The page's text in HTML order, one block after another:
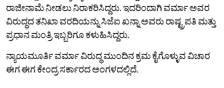
ರಾಜೀನಾಮೆ ನೀಡಲು ನಿರಾಕರಿಸಿದ್ದರು. ಇದರಿಂದಾಗಿ ವರ್ಮಾ ಅವರ
ವಿರುದ್ಧದ ತನಿಖಾ ವರದಿಯನ್ನು ಸಿಜೆಐ ಖನ್ನಾ ಅವರು ರಾಷ್ಟ್ರಪತಿ ಮತ್ತು
ಪ್ರಧಾನ ಮಂತ್ರಿ ಇಬ್ಬರಿಗೂ ಕಳುಹಿಸಿದ್ದರು.
ನ್ಯಾಯಮೂರ್ತಿ ವರ್ಮಾ ವಿರುದ್ಧ ಮುಂದಿನ ಕ್ರಮ ಕೈಗೊಳ್ಳುವ ವಿಚಾರ
ಈಗ ಈಗ ಕೇಂದ್ರ ಸರ್ಕಾರದ ಅಂಗಳದಲ್ಲಿದೆ.